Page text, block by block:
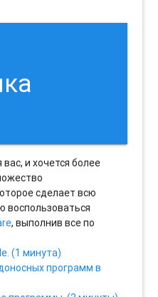
и хочется более
сделает всю
воспользоваться
, выполнив все по
(1 минута)
программ в